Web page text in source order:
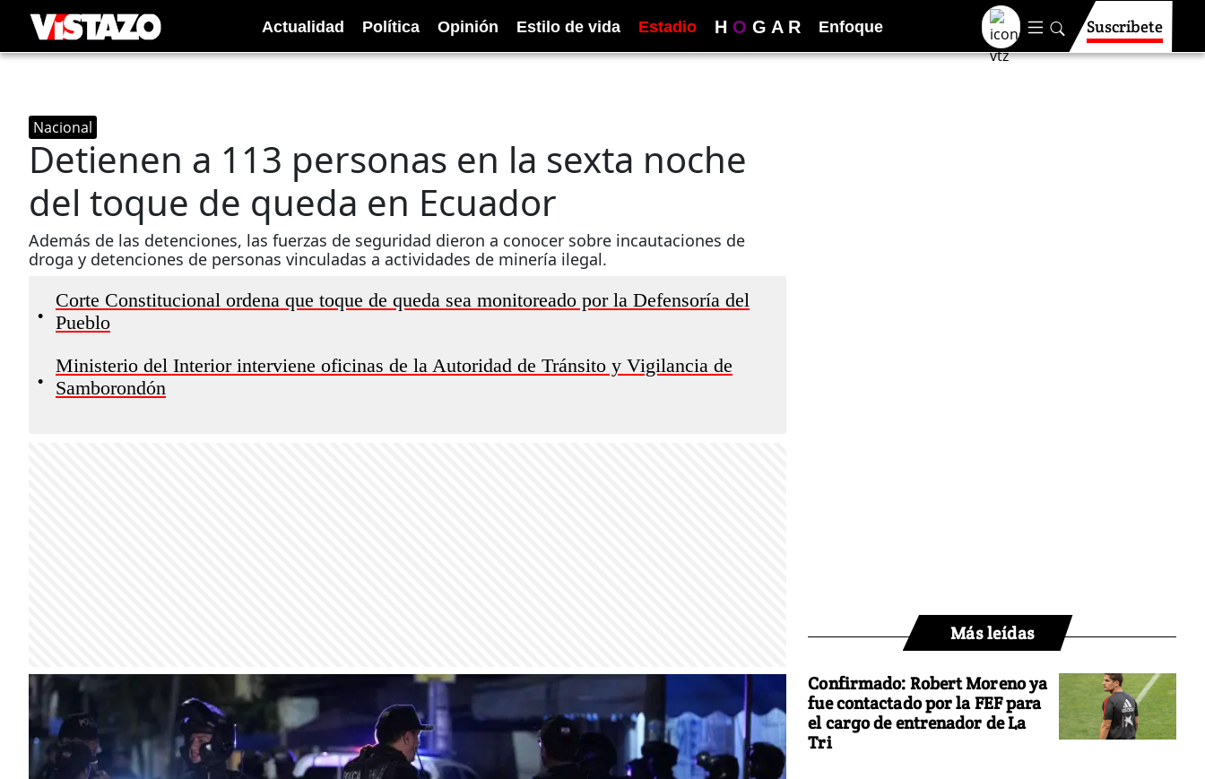
Actualidad Política Opinión Estilo de vida Estadio H O G A R Enfoque Suscríbete
Nacional
Detienen a 113 personas en la sexta noche
del toque de queda en Ecuador
Además de las detenciones, las fuerzas de seguridad dieron a conocer sobre incautaciones de
droga y detenciones de personas vinculadas a actividades de minería ilegal.
•
Corte Constitucional ordena que toque de queda sea monitoreado por la Defensoría del
Pueblo
•
Ministerio del Interior interviene oficinas de la Autoridad de Tránsito y Vigilancia de
Samborondón
Más leídas
Confirmado: Robert Moreno ya
fue contactado por la FEF para
el cargo de entrenador de La
Tri